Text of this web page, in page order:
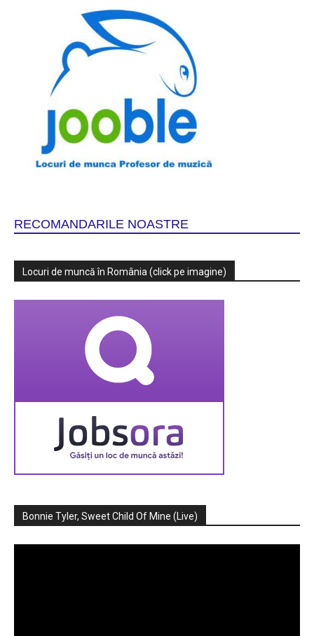
RECOMANDARILE NOASTRE
Locuri de muncă în România (click pe imagine)
Bonnie Tyler, Sweet Child Of Mine (Live)